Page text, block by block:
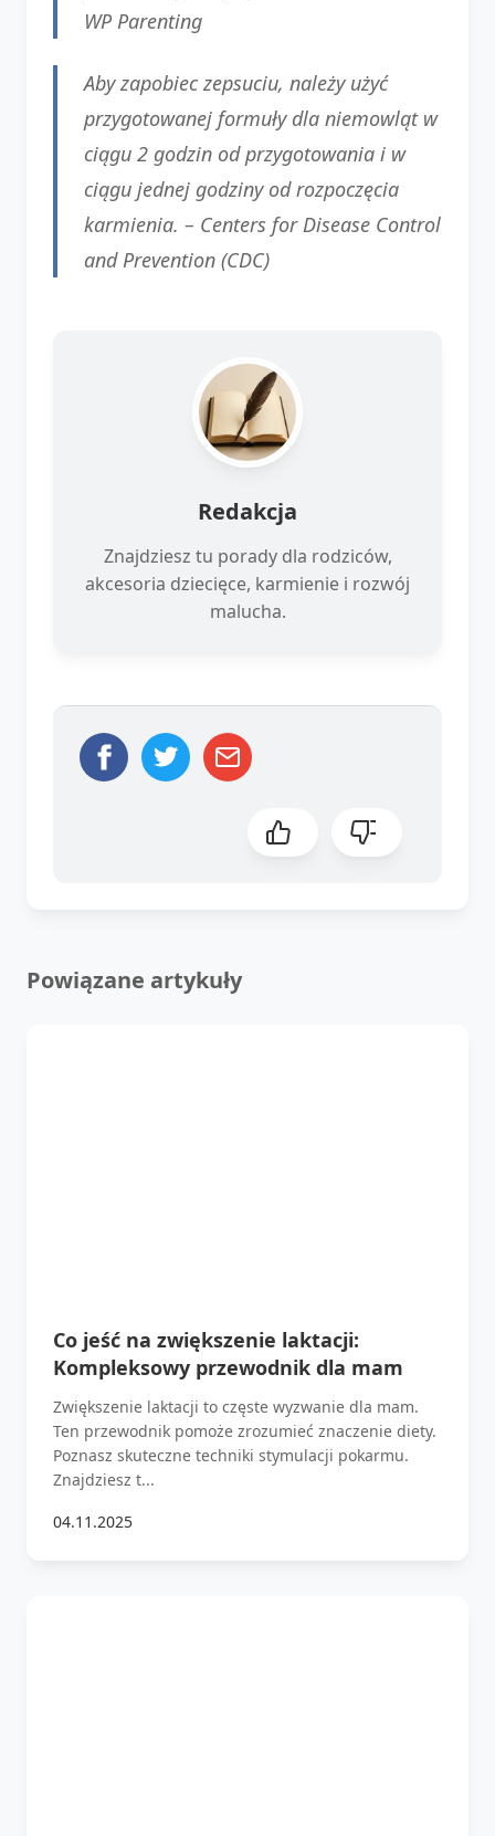
WP Parenting
Aby zapobiec zepsuciu, należy użyć
przygotowanej formuły dla niemowląt w
ciągu 2 godzin od przygotowania i w
ciągu jednej godziny od rozpoczęcia
karmienia. – Centers for Disease Control
and Prevention (CDC)
Redakcja
Znajdziesz tu porady dla rodziców,
akcesoria dziecięce, karmienie i rozwój
malucha.
Powiązane artykuły
Co jeść na zwiększenie laktacji:
Kompleksowy przewodnik dla mam
Zwiększenie laktacji to częste wyzwanie dla mam.
Ten przewodnik pomoże zrozumieć znaczenie diety.
Poznasz skuteczne techniki stymulacji pokarmu.
Znajdziesz t...
04.11.2025